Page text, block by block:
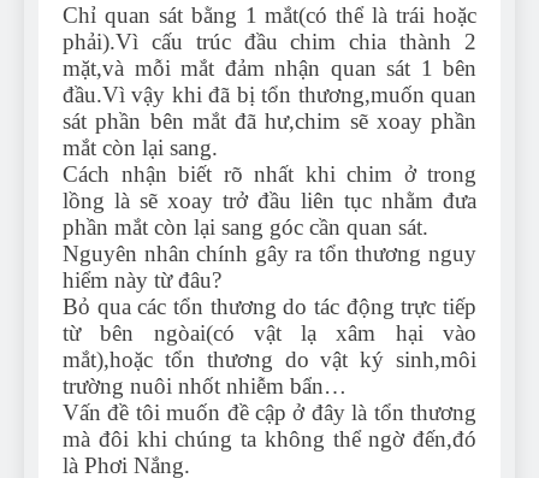
Chỉ quan sát bằng 1 mắt(có thể là trái hoặc
phải).Vì cấu trúc đầu chim chia thành 2
mặt,và mỗi mắt đảm nhận quan sát 1 bên
đầu.Vì vậy khi đã bị tổn thương,muốn quan
sát phần bên mắt đã hư,chim sẽ xoay phần
mắt còn lại sang.
Cách nhận biết rõ nhất khi chim ở trong
lồng là sẽ xoay trở đầu liên tục nhằm đưa
phần mắt còn lại sang góc cần quan sát.
Nguyên nhân chính gây ra tổn thương nguy
hiểm này từ đâu?
Bỏ qua các tổn thương do tác động trực tiếp
từ bên ngòai(có vật lạ xâm hại vào
mắt),hoặc tổn thương do vật ký sinh,môi
trường nuôi nhốt nhiễm bẩn…
Vấn đề tôi muốn đề cập ở đây là tổn thương
mà đôi khi chúng ta không thể ngờ đến,đó
là Phơi Nắng.